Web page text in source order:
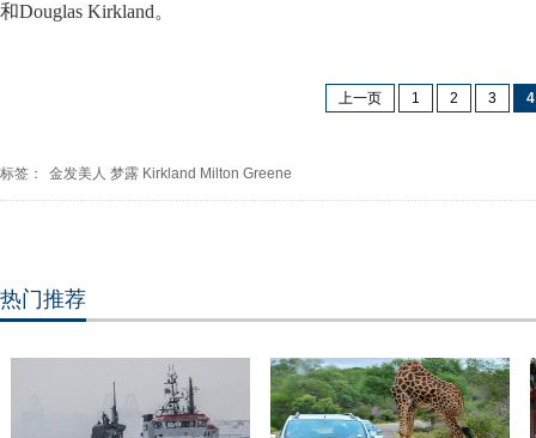
和Douglas Kirkland。
上一页 1 2 3 4
标签： 金发美人 梦露 Kirkland Milton Greene
热门推荐